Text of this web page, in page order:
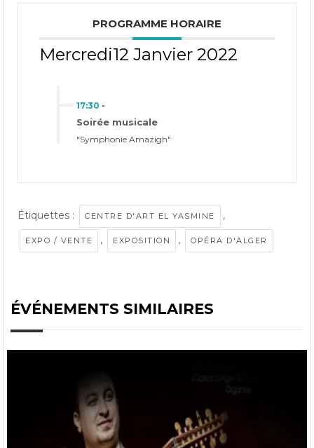
PROGRAMME HORAIRE
Mercredi12 Janvier 2022
17:30 -
Soirée musicale
"Symphonie Amazigh"
Étiquettes : CENTRE D'ART EL YASMINE ,
EXPO / VENTE , EXPOSITION , OPÉRA D'ALGER
ÉVÉNEMENTS SIMILAIRES